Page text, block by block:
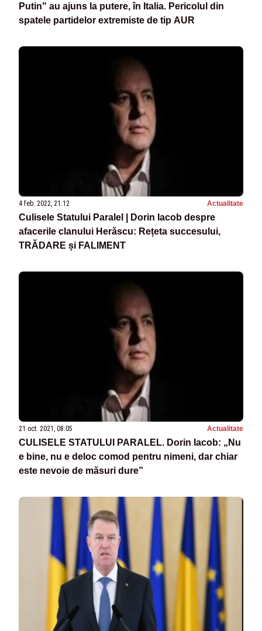
Putin" au ajuns la putere, în Italia. Pericolul din
spatele partidelor extremiste de tip AUR
4 feb. 2022, 21:12 Actualitate
Culisele Statului Paralel | Dorin Iacob despre
afacerile clanului Herăscu: Rețeta succesului,
TRĂDARE și FALIMENT
21 oct. 2021, 08:05 Actualitate
CULISELE STATULUI PARALEL. Dorin Iacob: „Nu
e bine, nu e deloc comod pentru nimeni, dar chiar
este nevoie de măsuri dure”